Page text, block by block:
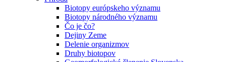
Biotopy európskeho významu
Biotopy národného významu
Čo je čo?
Dejiny Zeme
Delenie organizmov
Druhy biotopov